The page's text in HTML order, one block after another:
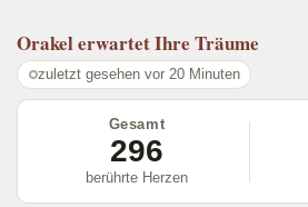
Orakelerwartet Ihre Träume
zuletzt gesehen vor 20 Minuten
Gesamt
296
berührte Herzen